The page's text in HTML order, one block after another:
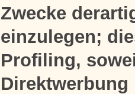
Zwecke
einzulegen;
Profiling,